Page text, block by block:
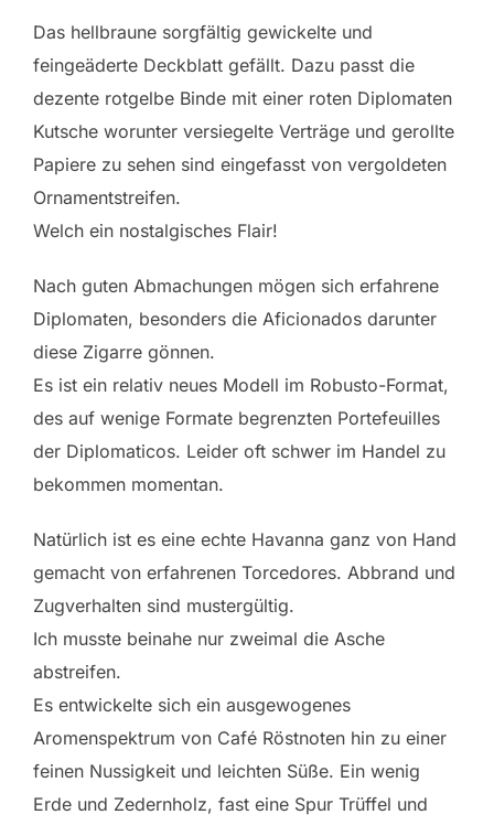
Das hellbraune sorgfältig gewickelte und
feingeäderte Deckblatt gefällt. Dazu passt die
dezente rotgelbe Binde mit einer roten Diplomaten
Kutsche worunter versiegelte Verträge und gerollte
Papiere zu sehen sind eingefasst von vergoldeten
Ornamentstreifen.
Welch ein nostalgisches Flair!
Nach guten Abmachungen mögen sich erfahrene
Diplomaten, besonders die Aficionados darunter
diese Zigarre gönnen.
Es ist ein relativ neues Modell im Robusto-Format,
des auf wenige Formate begrenzten Portefeuilles
der Diplomaticos. Leider oft schwer im Handel zu
bekommen momentan.
Natürlich ist es eine echte Havanna ganz von Hand
gemacht von erfahrenen Torcedores. Abbrand und
Zugverhalten sind mustergültig.
Ich musste beinahe nur zweimal die Asche
abstreifen.
Es entwickelte sich ein ausgewogenes
Aromenspektrum von Café Röstnoten hin zu einer
feinen Nussigkeit und leichten Süße. Ein wenig
Erde und Zedernholz, fast eine Spur Trüffel und